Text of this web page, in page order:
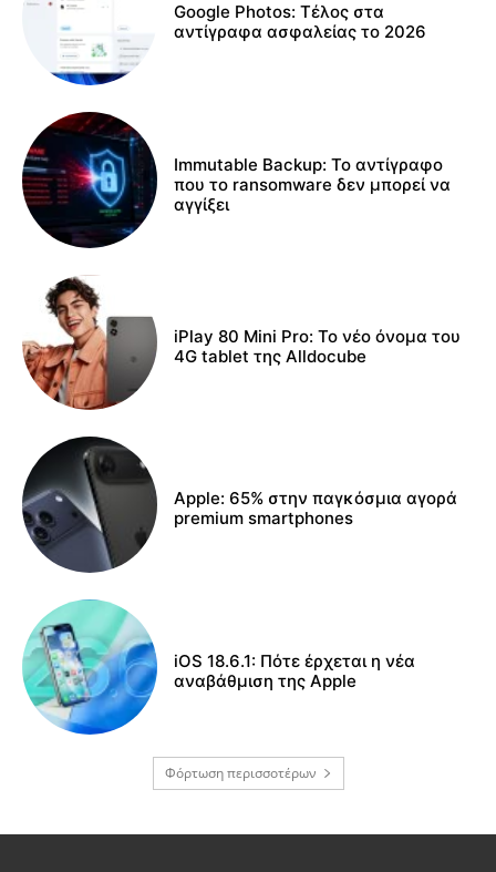
Google Photos: Τέλος στα
αντίγραφα ασφαλείας το 2026
Immutable Backup: Το αντίγραφο
που το ransomware δεν μπορεί να
αγγίξει
iPlay 80 Mini Pro: Το νέο όνομα του
4G tablet της Alldocube
Apple: 65% στην παγκόσμια αγορά
premium smartphones
iOS 18.6.1: Πότε έρχεται η νέα
αναβάθμιση της Apple
Φόρτωση περισσοτέρων